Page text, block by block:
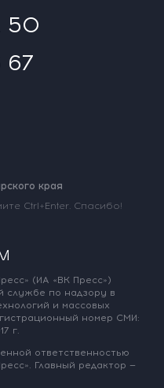
50
67
края
Ctrl+Enter. Спасибо!
(ИА «ВК Пресс»)
службе по надзору в
и массовых
номер СМИ:
г.
ответственностью
Главный редактор —